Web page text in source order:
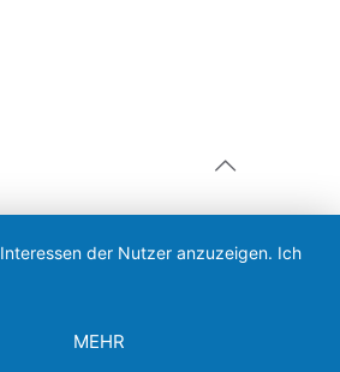
der Nutzer anzuzeigen. Ich
MEHR